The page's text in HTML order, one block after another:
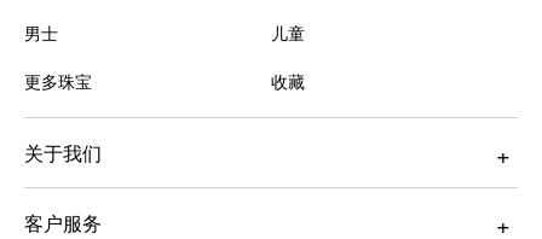
男士
儿童
更多珠宝
收藏
关于我们
客户服务